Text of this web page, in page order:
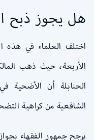
هل يجوز ذبح
اختلف العلماء في هذه
الأربعة، حيث ذهب
الحنابلة أن الأضحية
الشافعية من كراهية
يرجح جمهور الفقهاء